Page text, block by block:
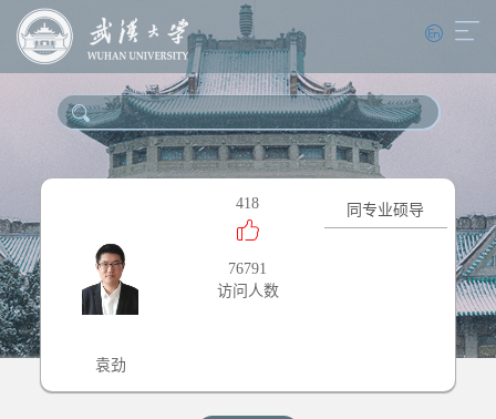
袁劲
418
76791
访问人数
同专业硕导